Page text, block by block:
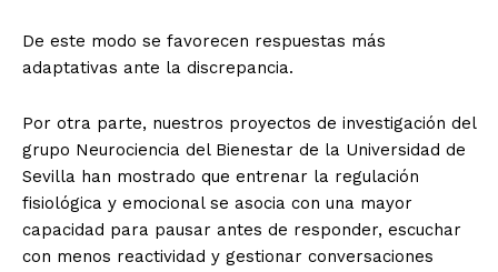
De este modo se favorecen respuestas más
adaptativas ante la discrepancia.
Por otra parte, nuestros proyectos de investigación del
grupo Neurociencia del Bienestar de la Universidad de
Sevilla han mostrado que entrenar la regulación
fisiológica y emocional se asocia con una mayor
capacidad para pausar antes de responder, escuchar
con menos reactividad y gestionar conversaciones